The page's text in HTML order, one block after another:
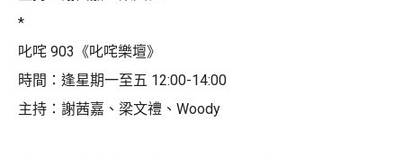
*
叱咤 903《叱咤樂壇》
時間：逢星期一至五 12:00-14:00
主持：謝茜嘉、梁文禮、Woody